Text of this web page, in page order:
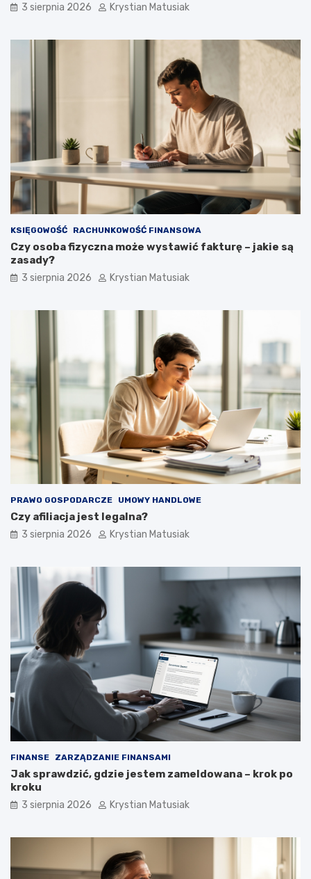
3 sierpnia 2026 Krystian Matusiak
KSIĘGOWOŚĆ RACHUNKOWOŚĆ FINANSOWA
Czy osoba fizyczna może wystawić fakturę – jakie są
zasady?
3 sierpnia 2026 Krystian Matusiak
PRAWO GOSPODARCZE UMOWY HANDLOWE
Czy afiliacja jest legalna?
3 sierpnia 2026 Krystian Matusiak
FINANSE ZARZĄDZANIE FINANSAMI
Jak sprawdzić, gdzie jestem zameldowana – krok po
kroku
3 sierpnia 2026 Krystian Matusiak